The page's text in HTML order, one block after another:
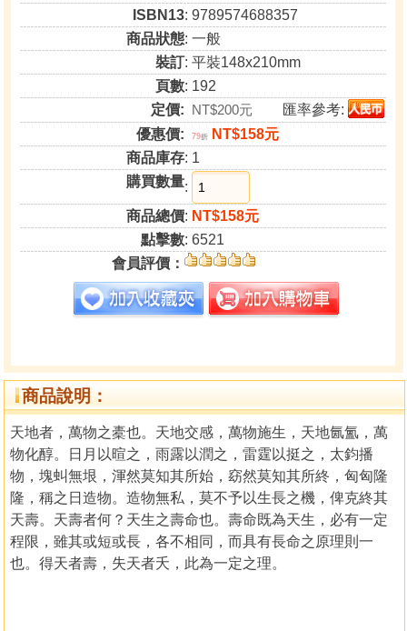
ISBN13: 9789574688357
商品狀態: 一般
裝訂: 平裝148x210mm
頁數: 192
定價: NT$200元
匯率參考:
優惠價:
79折
NT$158元
商品庫存: 1
購買數量:
商品總價: NT$158元
點擊數: 6521
會員評價：
商品說明：
天地者，萬物之橐也。天地交感，萬物施生，天地氤氳，萬
物化醇。日月以暄之，雨露以潤之，雷霆以挺之，太鈞播
物，塊虯無垠，渾然莫知其所始，窈然莫知其所終，匈匈隆
隆，稱之日造物。造物無私，莫不予以生長之機，俾克終其
天壽。天壽者何？天生之壽命也。壽命既為天生，必有一定
程限，雖其或短或長，各不相同，而具有長命之原理則一
也。得天者壽，失天者夭，此為一定之理。